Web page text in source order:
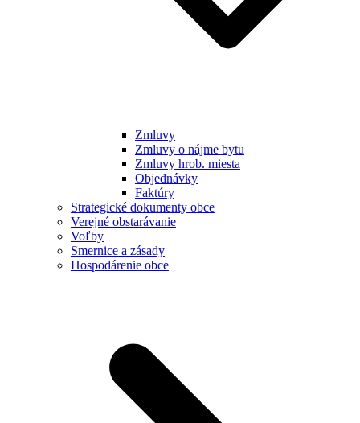
Zmluvy
Zmluvy o nájme bytu
Zmluvy hrob. miesta
Objednávky
Faktúry
Strategické dokumenty obce
Verejné obstarávanie
Voľby
Smernice a zásady
Hospodárenie obce